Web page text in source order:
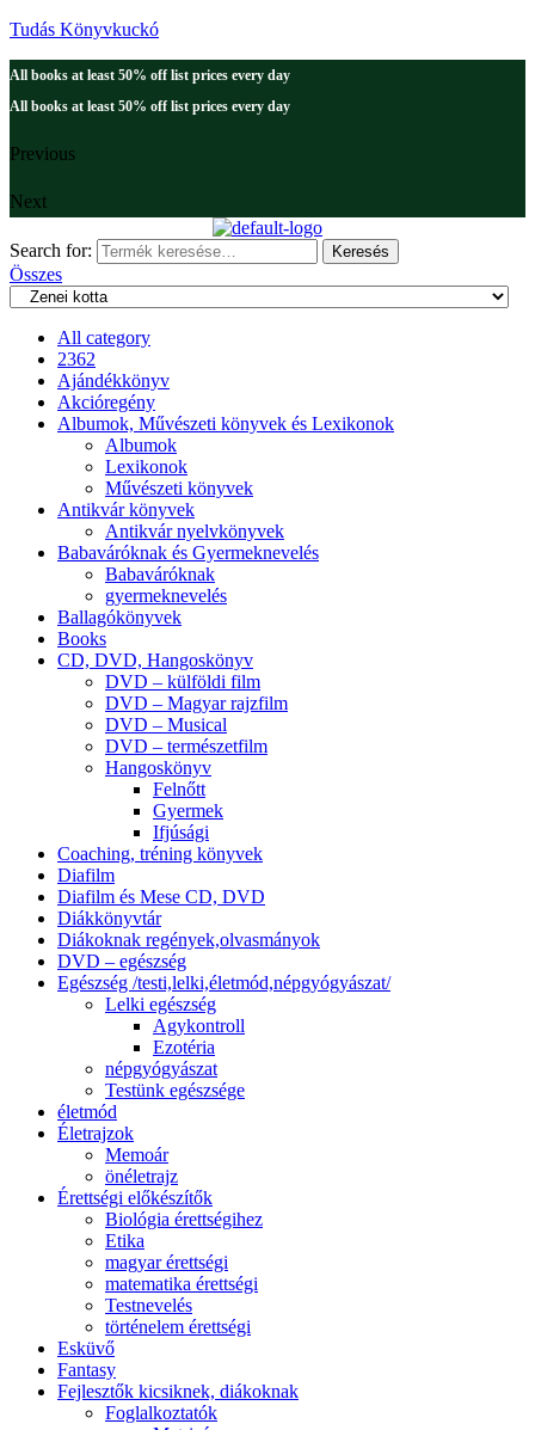
Tudás Könyvkuckó
All books at least 50% off list prices every day
All books at least 50% off list prices every day
Previous
Next
Search for: Keresés
Összes
All category
2362
Ajándékkönyv
Akcióregény
Albumok, Művészeti könyvek és Lexikonok
Albumok
Lexikonok
Művészeti könyvek
Antikvár könyvek
Antikvár nyelvkönyvek
Babaváróknak és Gyermeknevelés
Babaváróknak
gyermeknevelés
Ballagókönyvek
Books
CD, DVD, Hangoskönyv
DVD – külföldi film
DVD – Magyar rajzfilm
DVD – Musical
DVD – természetfilm
Hangoskönyv
Felnőtt
Gyermek
Ifjúsági
Coaching, tréning könyvek
Diafilm
Diafilm és Mese CD, DVD
Diákkönyvtár
Diákoknak regények,olvasmányok
DVD – egészség
Egészség /testi,lelki,életmód,népgyógyászat/
Lelki egészség
Agykontroll
Ezotéria
népgyógyászat
Testünk egészsége
életmód
Életrajzok
Memoár
önéletrajz
Érettségi előkészítők
Biológia érettségihez
Etika
magyar érettségi
matematika érettségi
Testnevelés
történelem érettségi
Esküvő
Fantasy
Fejlesztők kicsiknek, diákoknak
Foglalkoztatók